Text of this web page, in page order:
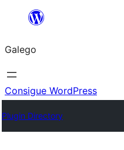
Saltar
contido
Galego
Consigue WordPress
Plugin Directory